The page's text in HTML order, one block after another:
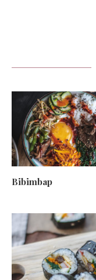
Bibimbap